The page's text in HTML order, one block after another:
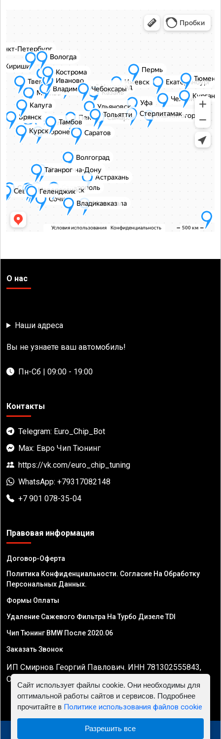
О нас
Наши адреса
Вы не узнаете ваш автомобиль!
Пн-Сб | 09:00 - 19:00
Контакты
Telegram: Euro_Chip_Bot
Max: Евро Чип Тюнинг
https://vk.com/euro_chip_tuning
WhatsApp: +79317082148
+7 901 078-35-04
Правовая информация
Договор-Оферта
Политика Конфиденциальности. Согласие На Обработку
Персональных Данных.
Формы Оплаты
Удаление Сажевого Фильтра На Турбо Дизеле TDI
Чип Тюнинг BMW После 2020.06
Заказать Звонок
ИП Смирнов Георгий Павлович. ИНН 781302555843,
ОГРНИП 324470400032610
© 2010 - 2026 Чип тюнинг двигателя автомобиля -
Сайт использует файлы cookie. Они необходимы для
оптимальной работы сайтов и сервисов. Подробнее
прочитайте в Политике использования файлов cookie
Разрешить все